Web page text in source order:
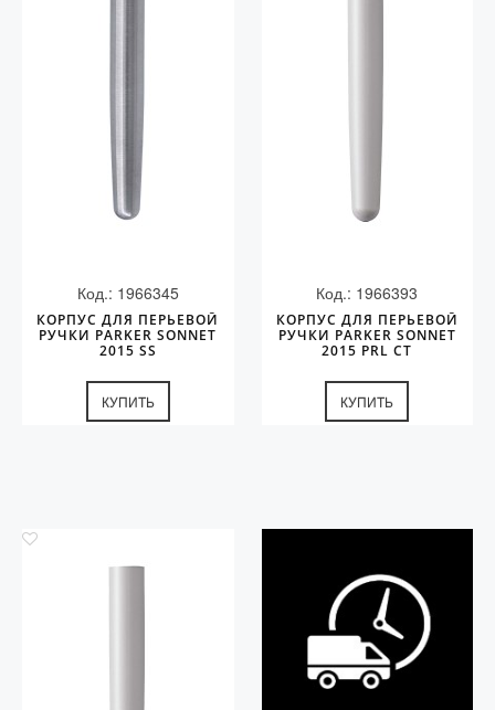
Код.: 1966345
КОРПУС ДЛЯ ПЕРЬЕВОЙ
РУЧКИ PARKER SONNET
2015 SS
КУПИТЬ
Код.: 1966393
КОРПУС ДЛЯ ПЕРЬЕВОЙ
РУЧКИ PARKER SONNET
2015 PRL CT
КУПИТЬ